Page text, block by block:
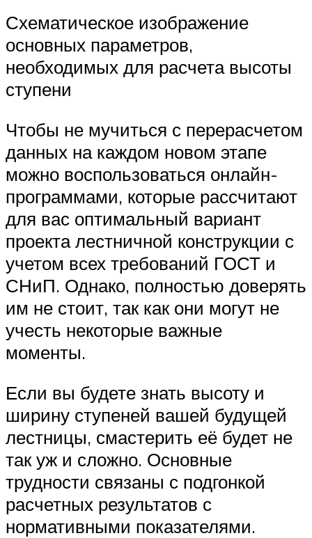
Схематическое изображение
основных параметров,
необходимых для расчета высоты
ступени
Чтобы не мучиться с перерасчетом
данных на каждом новом этапе
можно воспользоваться онлайн-
программами, которые рассчитают
для вас оптимальный вариант
проекта лестничной конструкции с
учетом всех требований ГОСТ и
СНиП. Однако, полностью доверять
им не стоит, так как они могут не
учесть некоторые важные
моменты.
Если вы будете знать высоту и
ширину ступеней вашей будущей
лестницы, смастерить её будет не
так уж и сложно. Основные
трудности связаны с подгонкой
расчетных результатов с
нормативными показателями.